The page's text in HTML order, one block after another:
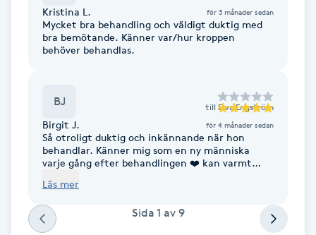
Extensions
Eyeliner-tatuering
Face framing
Kristina L. för 3 månader sedan
Mycket bra behandling och väldigt duktig med
bra bemötande. Känner var/hur kroppen
behöver behandlas.
BJ till Ewa Engström
Birgit J. för 4 månader sedan
Så otroligt duktig och inkännande när hon
behandlar. Känner mig som en ny människa
varje gång efter behandlingen ❤️ kan varmt
Läs mer
Sida 1 av 9